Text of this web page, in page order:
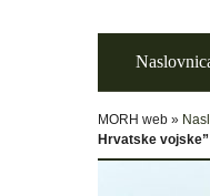
MORH web »
Hrvatske vojske”